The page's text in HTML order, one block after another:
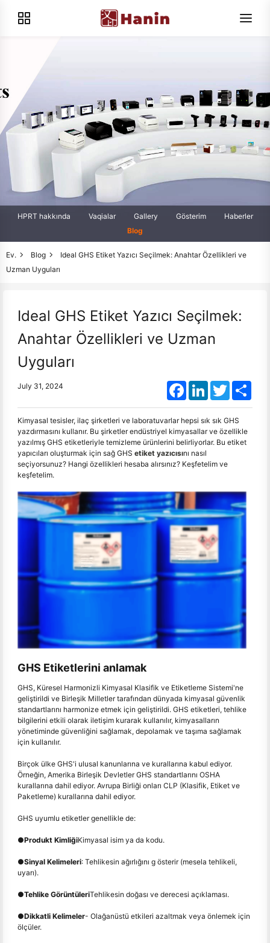
HPRT hakkında Vaqialar Gallery Gösterim
Haberler
Blog
Ev. Blog
Ideal GHS Etiket Yazıcı Seçilmek: Anahtar Özellikleri ve
Uzman Uyguları
Ideal GHS Etiket Yazıcı Seçilmek:
Anahtar Özellikleri ve Uzman
Uyguları
July 31, 2024 FacebookLinkedInTwitter
Kimyasal tesisler, ilaç şirketleri ve laboratuvarlar hepsi sık sık GHS
yazdırmasını kullanır. Bu şirketler endüstriyel kimyasallar ve özellikle
yazılmış GHS etiketleriyle temizleme ürünlerini belirliyorlar. Bu etiket
yapıcıları oluşturmak için sağ GHS etiket yazıcısını nasıl
seçiyorsunuz? Hangi özellikleri hesaba alırsınız? Keşfetelim ve
keşfetelim.
GHS Etiketlerini anlamak
GHS, Küresel Harmonizli Kimyasal Klasifik ve Etiketleme Sistemi'ne
geliştirildi ve Birleşik Milletler tarafından dünyada kimyasal güvenlik
standartlarını harmonize etmek için geliştirildi. GHS etiketleri, tehlike
bilgilerini etkili olarak iletişim kurarak kullanılır, kimyasalların
yönetiminde güvenliğini sağlamak, depolamak ve taşıma sağlamak
için kullanılır.
Birçok ülke GHS'i ulusal kanunlarına ve kurallarına kabul ediyor.
Örneğin, Amerika Birleşik Devletler GHS standartlarını OSHA
kurallarına dahil ediyor. Avrupa Birliği onları CLP (Klasifik, Etiket ve
Paketleme) kurallarına dahil ediyor.
GHS uyumlu etiketler genellikle de:
●Produkt KimliğiKimyasal isim ya da kodu.
●Sinyal Kelimeleri: Tehlikesin ağırlığını g österir (mesela tehlikeli,
uyarı).
●Tehlike GörüntüleriTehlikesin doğası ve derecesi açıklaması.
●Dikkatli Kelimeler- Olağanüstü etkileri azaltmak veya önlemek için
ölçüler.